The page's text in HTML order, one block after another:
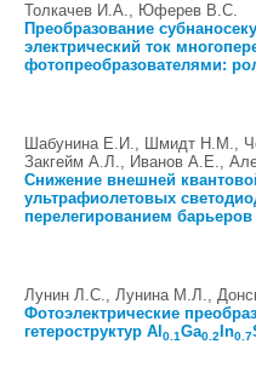
Толкачев И.А., Юферев В.С.
Преобразование
электрический ток
фотопреобразователями:
Шабунина Е.И., Шмидт Н.М.,
Закгейм А.Л., Иванов А.Е.,
Снижение внешней
ультрафиолетовых
перелегированием
Лунин Л.С., Лунина М.Л.,
Фотоэлектрические
гетероструктур Al 0.1Ga0.2 In0.7